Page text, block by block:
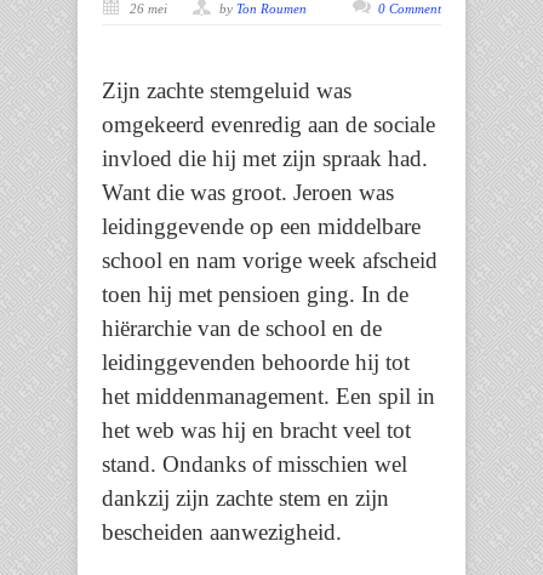
26 mei by Ton Roumen 0 Comment
Zijn zachte stemgeluid was
omgekeerd evenredig aan de sociale
invloed die hij met zijn spraak had.
Want die was groot. Jeroen was
leidinggevende op een middelbare
school en nam vorige week afscheid
toen hij met pensioen ging. In de
hiërarchie van de school en de
leidinggevenden behoorde hij tot
het middenmanagement. Een spil in
het web was hij en bracht veel tot
stand. Ondanks of misschien wel
dankzij zijn zachte stem en zijn
bescheiden aanwezigheid.